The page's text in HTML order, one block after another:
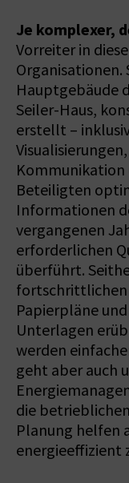
Je komplexer,
Vorreiter in
Organisationen.
Hauptgebäude
Seiler-Haus,
erstellt –
Kommunikation
Beteiligten
Informationen
vergangenen
erforderlichen
überführt.
fortschrittlichen
Papierpläne
Unterlagen
werden
geht aber auch
die
Planung helfen
energieeffizient